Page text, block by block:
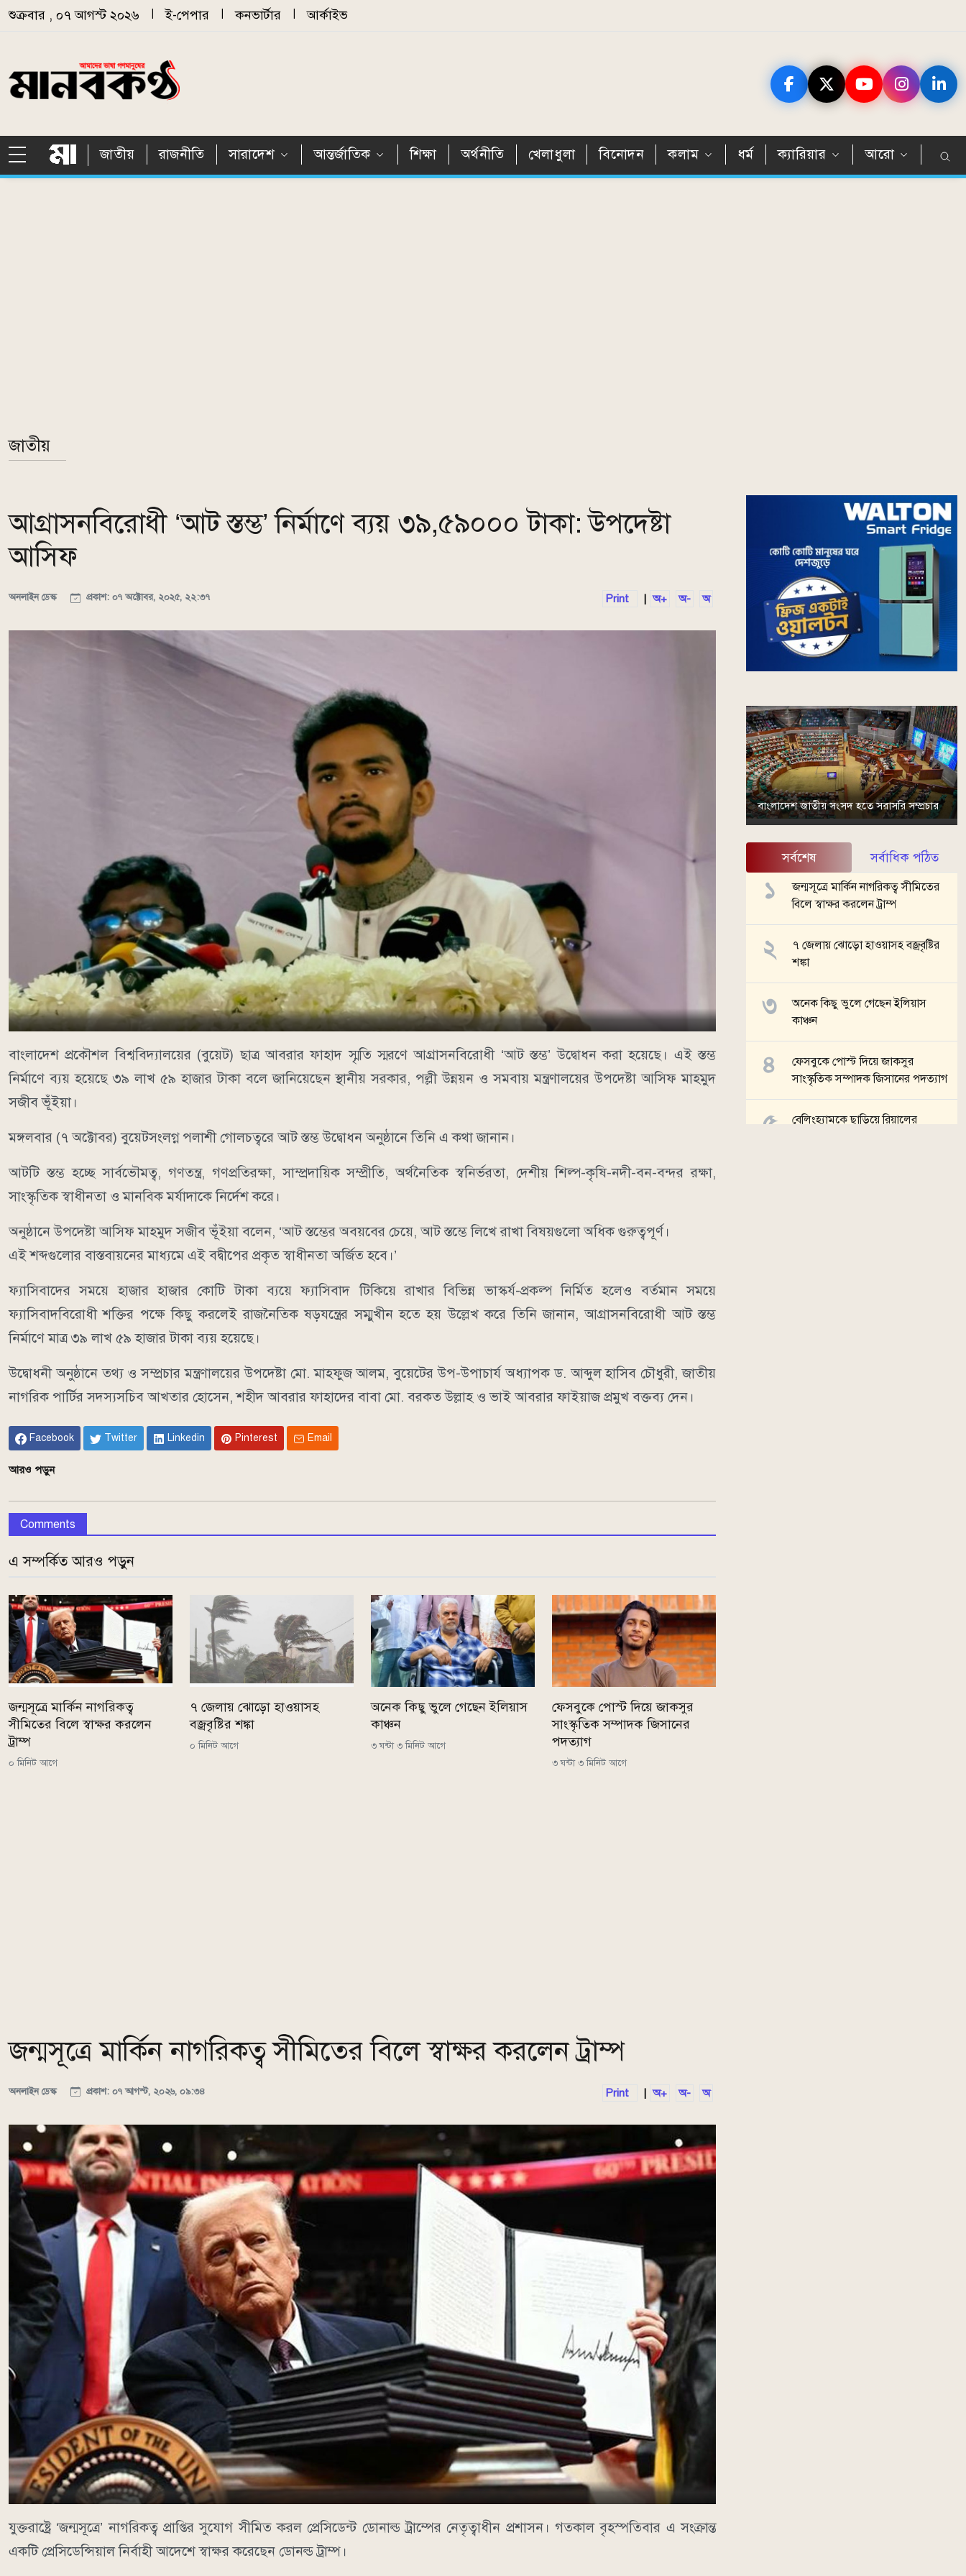
Skip to main content
শুক্রবার , ০৭ আগস্ট ২০২৬ ই-পেপার কনভার্টার আর্কাইভ
জাতীয় রাজনীতি সারাদেশ আন্তর্জাতিক শিক্ষা অর্থনীতি খেলাধুলা বিনোদন কলাম ধর্ম ক্যারিয়ার আরো
জাতীয়
আগ্রাসনবিরোধী ‘আট স্তম্ভ’ নির্মাণে ব্যয় ৩৯,৫৯০০০ টাকা: উপদেষ্টা
আসিফ
অনলাইন ডেস্ক প্রকাশ: ০৭ অক্টোবর, ২০২৫, ২২:৩৭ Print অ+ অ- অ
বাংলাদেশ প্রকৌশল বিশ্ববিদ্যালয়ের (বুয়েট) ছাত্র আবরার ফাহাদ স্মৃতি স্মরণে আগ্রাসনবিরোধী ‘আট স্তম্ভ’ উদ্বোধন করা হয়েছে। এই স্তম্ভ
নির্মাণে ব্যয় হয়েছে ৩৯ লাখ ৫৯ হাজার টাকা বলে জানিয়েছেন স্থানীয় সরকার, পল্লী উন্নয়ন ও সমবায় মন্ত্রণালয়ের উপদেষ্টা আসিফ মাহমুদ
সজীব ভূঁইয়া।
মঙ্গলবার (৭ অক্টোবর) বুয়েটসংলগ্ন পলাশী গোলচত্বরে আট স্তম্ভ উদ্বোধন অনুষ্ঠানে তিনি এ কথা জানান।
আটটি স্তম্ভ হচ্ছে সার্বভৌমত্ব, গণতন্ত্র, গণপ্রতিরক্ষা, সাম্প্রদায়িক সম্প্রীতি, অর্থনৈতিক স্বনির্ভরতা, দেশীয় শিল্প-কৃষি-নদী-বন-বন্দর রক্ষা,
সাংস্কৃতিক স্বাধীনতা ও মানবিক মর্যাদাকে নির্দেশ করে।
অনুষ্ঠানে উপদেষ্টা আসিফ মাহমুদ সজীব ভূঁইয়া বলেন, ‘আট স্তম্ভের অবয়বের চেয়ে, আট স্তম্ভে লিখে রাখা বিষয়গুলো অধিক গুরুত্বপূর্ণ।
এই শব্দগুলোর বাস্তবায়নের মাধ্যমে এই বদ্বীপের প্রকৃত স্বাধীনতা অর্জিত হবে।’
ফ্যাসিবাদের সময়ে হাজার হাজার কোটি টাকা ব্যয়ে ফ্যাসিবাদ টিকিয়ে রাখার বিভিন্ন ভাস্কর্য-প্রকল্প নির্মিত হলেও বর্তমান সময়ে
ফ্যাসিবাদবিরোধী শক্তির পক্ষে কিছু করলেই রাজনৈতিক ষড়যন্ত্রের সম্মুখীন হতে হয় উল্লেখ করে তিনি জানান, আগ্রাসনবিরোধী আট স্তম্ভ
নির্মাণে মাত্র ৩৯ লাখ ৫৯ হাজার টাকা ব্যয় হয়েছে।
উদ্বোধনী অনুষ্ঠানে তথ্য ও সম্প্রচার মন্ত্রণালয়ের উপদেষ্টা মো. মাহফুজ আলম, বুয়েটের উপ-উপাচার্য অধ্যাপক ড. আব্দুল হাসিব চৌধুরী, জাতীয়
নাগরিক পার্টির সদস্যসচিব আখতার হোসেন, শহীদ আবরার ফাহাদের বাবা মো. বরকত উল্লাহ ও ভাই আবরার ফাইয়াজ প্রমুখ বক্তব্য দেন।
Facebook Twitter Linkedin Pinterest Email
আরও পড়ুন
Comments
এ সম্পর্কিত আরও পড়ুন
জন্মসূত্রে মার্কিন নাগরিকত্ব
সীমিতের বিলে স্বাক্ষর করলেন
ট্রাম্প
০ মিনিট আগে
৭ জেলায় ঝোড়ো হাওয়াসহ
বজ্রবৃষ্টির শঙ্কা
০ মিনিট আগে
অনেক কিছু ভুলে গেছেন ইলিয়াস
কাঞ্চন
৩ ঘন্টা ৩ মিনিট আগে
ফেসবুকে পোস্ট দিয়ে জাকসুর
সাংস্কৃতিক সম্পাদক জিসানের
পদত্যাগ
৩ ঘন্টা ৩ মিনিট আগে
জন্মসূত্রে মার্কিন নাগরিকত্ব সীমিতের বিলে স্বাক্ষর করলেন ট্রাম্প
অনলাইন ডেস্ক প্রকাশ: ০৭ আগস্ট, ২০২৬, ০৯:৩৪ Print | অ+ অ- অ
যুক্তরাষ্ট্রে ‘জন্মসূত্রে’ নাগরিকত্ব প্রাপ্তির সুযোগ সীমিত করল প্রেসিডেন্ট ডোনাল্ড ট্রাম্পের নেতৃত্বাধীন প্রশাসন। গতকাল বৃহস্পতিবার এ সংক্রান্ত
একটি প্রেসিডেন্সিয়াল নির্বাহী আদেশে স্বাক্ষর করেছেন ডোনল্ড ট্রাম্প।
বাংলাদেশ জাতীয় সংসদ হতে সরাসরি সম্প্রচার
সর্বশেষ সর্বাধিক পঠিত
জন্মসূত্রে মার্কিন নাগরিকত্ব সীমিতের
বিলে স্বাক্ষর করলেন ট্রাম্প
৭ জেলায় ঝোড়ো হাওয়াসহ বজ্রবৃষ্টির
শঙ্কা
অনেক কিছু ভুলে গেছেন ইলিয়াস
কাঞ্চন
ফেসবুকে পোস্ট দিয়ে জাকসুর
সাংস্কৃতিক সম্পাদক জিসানের পদত্যাগ
বেলিংহ্যামকে ছাড়িয়ে রিয়ালের